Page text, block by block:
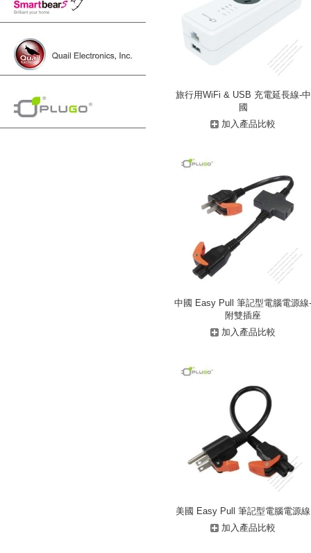
旅行用WiFi & USB 充電延長線-中
國
加入產品比較
中國 Easy Pull 筆記型電腦電源線-
附雙插座
加入產品比較
美國 Easy Pull 筆記型電腦電源線
加入產品比較